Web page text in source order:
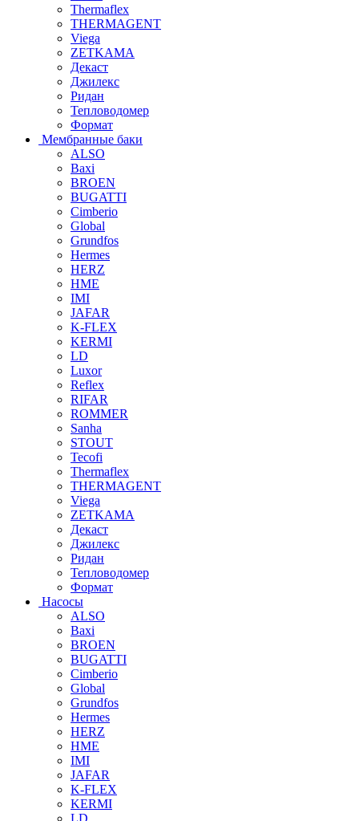
Thermaflex
THERMAGENT
Viega
ZETKAMA
Декаст
Джилекс
Ридан
Тепловодомер
Формат
Мембранные баки
ALSO
Baxi
BROEN
BUGATTI
Cimberio
Global
Grundfos
Hermes
HERZ
HME
IMI
JAFAR
K-FLEX
KERMI
LD
Luxor
Reflex
RIFAR
ROMMER
Sanha
STOUT
Tecofi
Thermaflex
THERMAGENT
Viega
ZETKAMA
Декаст
Джилекс
Ридан
Тепловодомер
Формат
Насосы
ALSO
Baxi
BROEN
BUGATTI
Cimberio
Global
Grundfos
Hermes
HERZ
HME
IMI
JAFAR
K-FLEX
KERMI
LD